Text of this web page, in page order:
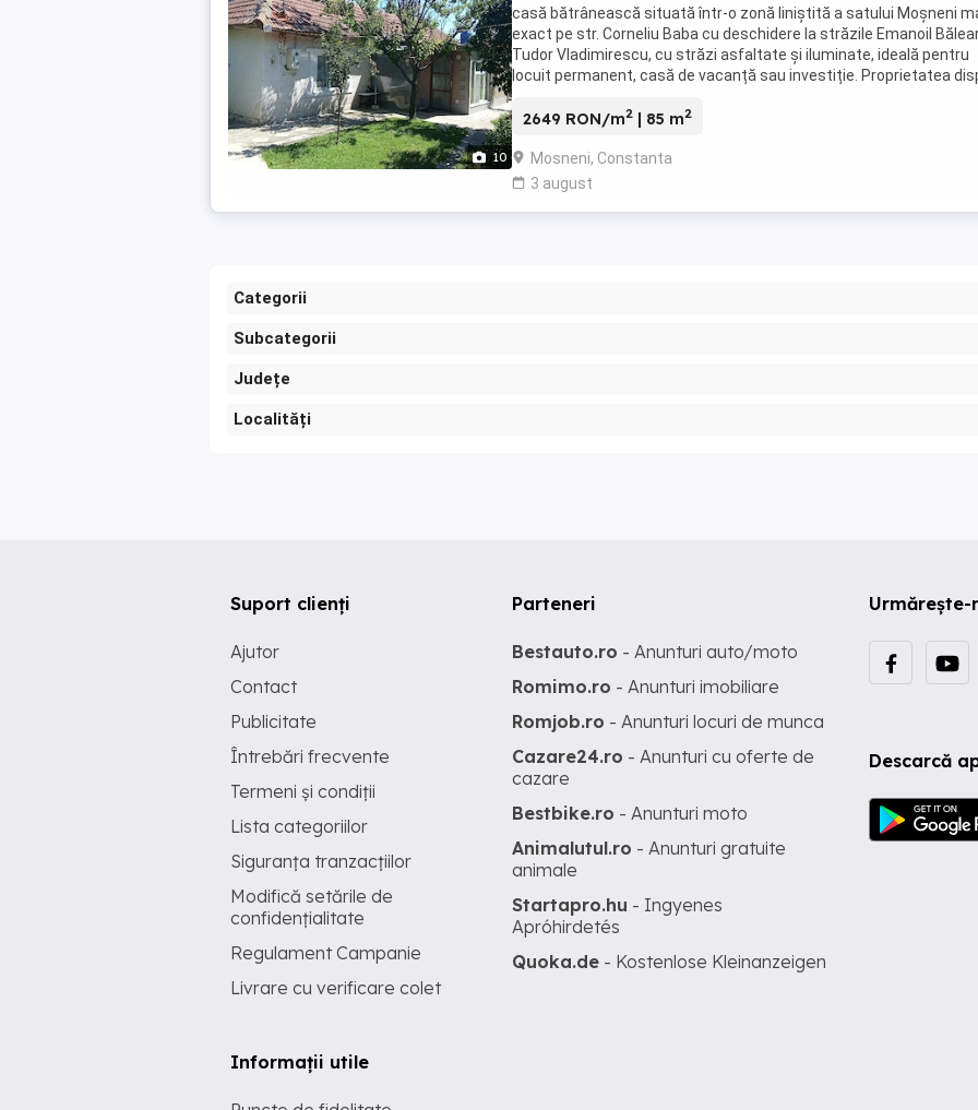
10
casă bătrânească situată într-o zonă liniștită a satului Moșneni
exact pe str. Corneliu Baba cu deschidere la străzile Emanoil
Tudor Vladimirescu, cu străzi asfaltate și iluminate, ideală pentru
locuit permanent, casă de vacanță sau investiție. Proprietatea
2649 RON/m2 | 85 m2
Mosneni, Constanta
3 august
Categorii
Subcategorii
Județe
Localități
Urmărește-
Descarcă
Suport clienți
Ajutor
Contact
Publicitate
Întrebări frecvente
Termeni și condiții
Lista categoriilor
Siguranța tranzacțiilor
Modifică setările de
confidențialitate
Regulament Campanie
Livrare cu verificare colet
Informații utile
Parteneri
Bestauto.ro - Anunturi auto/moto
Romimo.ro - Anunturi imobiliare
Romjob.ro - Anunturi locuri de munca
Cazare24.ro - Anunturi cu oferte de
cazare
Bestbike.ro - Anunturi moto
Animalutul.ro - Anunturi gratuite
animale
Startapro.hu - Ingyenes
Apróhirdetés
Quoka.de - Kostenlose Kleinanzeigen